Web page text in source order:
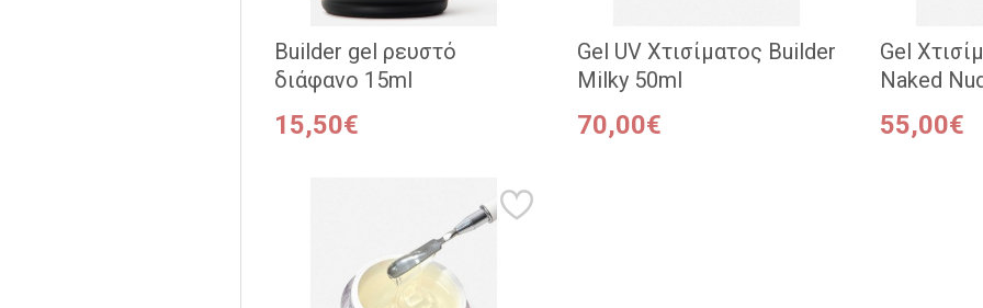
Builder gel ρευστό
διάφανο 15ml
15,50€
Gel UV Χτισίματος Builder
Milky 50ml
70,00€
Gel
Naked
55,00€